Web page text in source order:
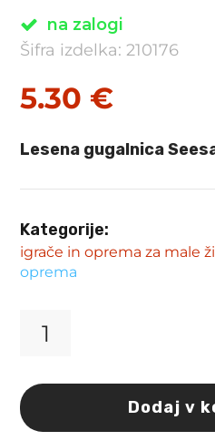
na zalogi
Šifra izdelka: 210176
5.30 €
Lesena gugalnica
Kategorije:
igrače in oprema za male
oprema
Seesaw
za
glodavce
Dodaj v